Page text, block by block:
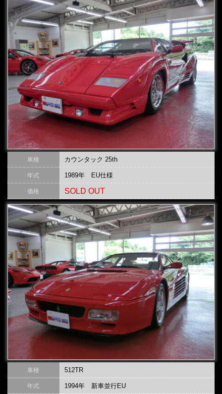
車種 カウンタック 25th
年式 1989年 EU仕様
価格 SOLD OUT
車種 512TR
年式 1994年 新車並行EU